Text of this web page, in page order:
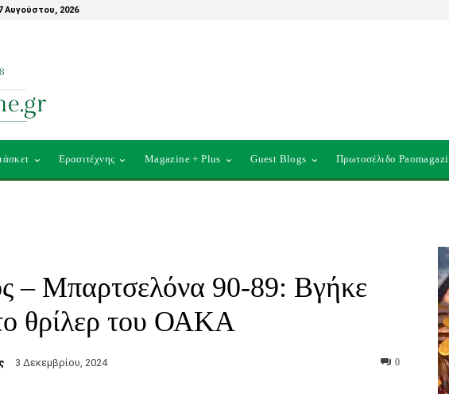
Αυγούστου, 2026
Ερασιτέχνης Magazine + Plus Guest Blogs Πρωτοσέλιδο
– Μπαρτσελόνα 90-89: Βγήκε
θρίλερ του ΟΑΚΑ
3 Δεκεμβρίου, 2024 0